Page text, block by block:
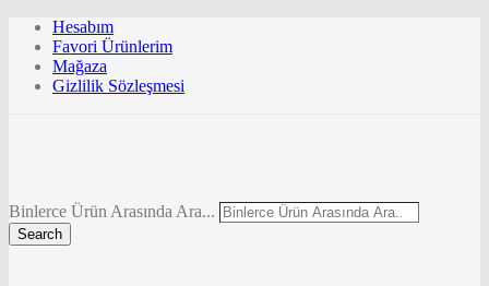
Hesabım
Favori Ürünlerim
Mağaza
Gizlilik Sözleşmesi
Binlerce Ürün Arasında Ara...
Search